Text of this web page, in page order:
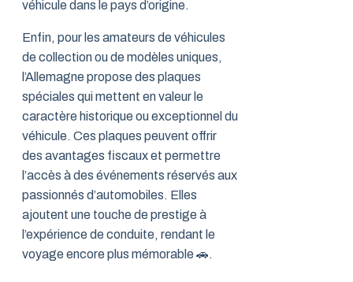
véhicule dans le pays d’origine.
Enfin, pour les amateurs de véhicules
de collection ou de modèles uniques,
l’Allemagne propose des plaques
spéciales qui mettent en valeur le
caractère historique ou exceptionnel du
véhicule. Ces plaques peuvent offrir
des avantages fiscaux et permettre
l’accès à des événements réservés aux
passionnés d’automobiles. Elles
ajoutent une touche de prestige à
l’expérience de conduite, rendant le
voyage encore plus mémorable 🚗.